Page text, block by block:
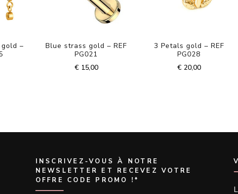
–
Blue strass gold – REF
PG021
€15,00
3 Petals gold – REF
PG028
€20,00
INSCRIVEZ-VOUS À NOTRE
NEWSLETTER ET RECEVEZ VOTRE
OFFRE CODE PROMO !*